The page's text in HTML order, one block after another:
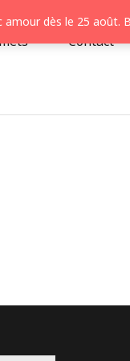
amour dès le 25
Contact